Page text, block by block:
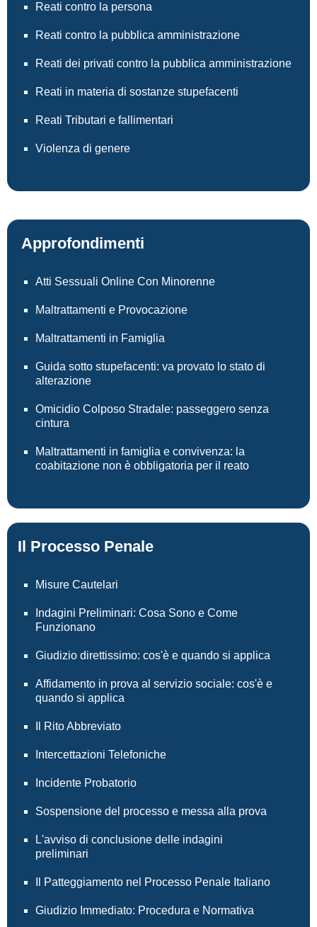
Il Processo Penale
Misure Cautelari
Indagini Preliminari: Cosa Sono e Come
Funzionano
Giudizio direttissimo: cos'è e quando si applica
Affidamento in prova al servizio sociale: cos'è e
quando si applica
Il Rito Abbreviato
Intercettazioni Telefoniche
Incidente Probatorio
Sospensione del processo e messa alla prova
L'avviso di conclusione delle indagini
preliminari
Il Patteggiamento nel Processo Penale Italiano
Giudizio Immediato: Procedura e Normativa
Reati contro la persona
Reati contro la pubblica amministrazione
Reati dei privati contro la pubblica amministrazione
Reati in materia di sostanze stupefacenti
Reati Tributari e fallimentari
Violenza di genere
Approfondimenti
Atti Sessuali Online Con Minorenne
Maltrattamenti e Provocazione
Maltrattamenti in Famiglia
Guida sotto stupefacenti: va provato lo stato di
alterazione
Omicidio Colposo Stradale: passeggero senza
cintura
Maltrattamenti in famiglia e convivenza: la
coabitazione non è obbligatoria per il reato